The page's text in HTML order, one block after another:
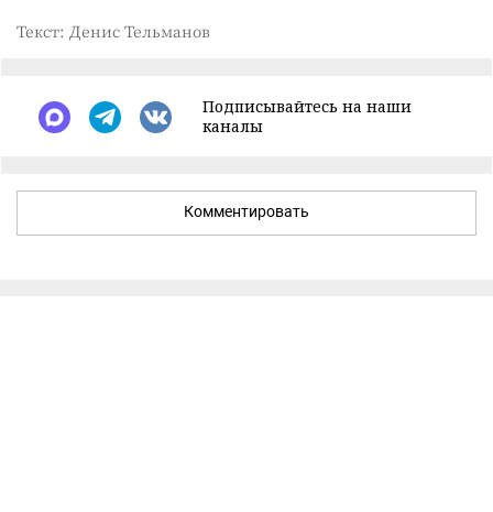
Текст: Денис Тельманов
Подписывайтесь на наши
каналы
Комментировать